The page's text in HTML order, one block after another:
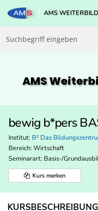
AMS
AMS
bewig b*pers
Institut: B² Das
Bereich: Wirtschaft
Seminarart: Basis-/
Kurs merken
KURSBESCHREIBUNG